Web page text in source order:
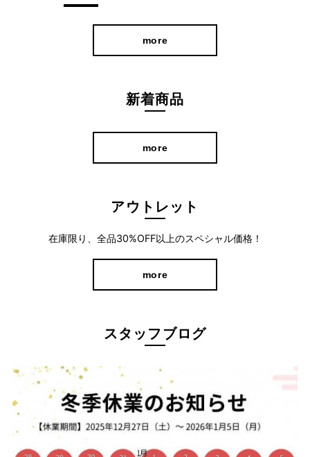
夏に細身のパンツを穿くと、汗でムレて気持ち悪いといったお声
のでムレが大幅に軽減されます。
クスした穿き心地も特長です。
more
新着商品
more
アウトレット
在庫限り、全品30%OFF以上のスペシャル価格！
more
スタッフブログ